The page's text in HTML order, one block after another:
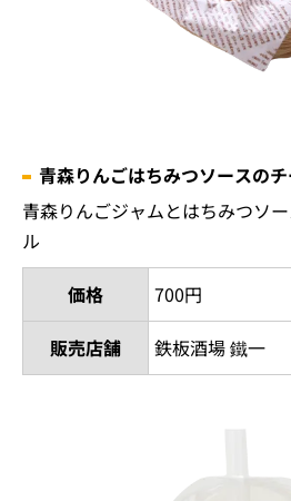
青森りんごはちみつソースの
青森りんごジャムとはちみつソ
ル
価格
700円
販売店舗
鉄板酒場 鐵一